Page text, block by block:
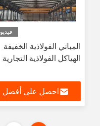
فيديو
المباني الفولاذية الخفيفة
الهياكل الفولاذية التجارية
احصل على أفضل